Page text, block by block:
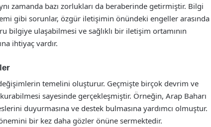
zamanda bazı zorlukları da beraberinde getirmiştir. Bilgi
gibi sorunlar, özgür iletişimin önündeki engeller arasında
bilgiye ulaşabilmesi ve sağlıklı bir iletişim ortamının
ihtiyaç vardır.
temelini oluşturur. Geçmişte birçok devrim ve
sayesinde gerçekleşmiştir. Örneğin, Arap Baharı
duyurmasına ve destek bulmasına yardımcı olmuştur.
bir kez daha gözler önüne sermektedir.